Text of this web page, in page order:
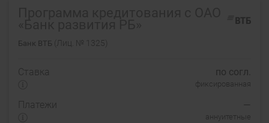
Банк ВТБ (Лиц. № 1325)
Ставка по согл.
фиксированная
Платежи —
аннуитетные